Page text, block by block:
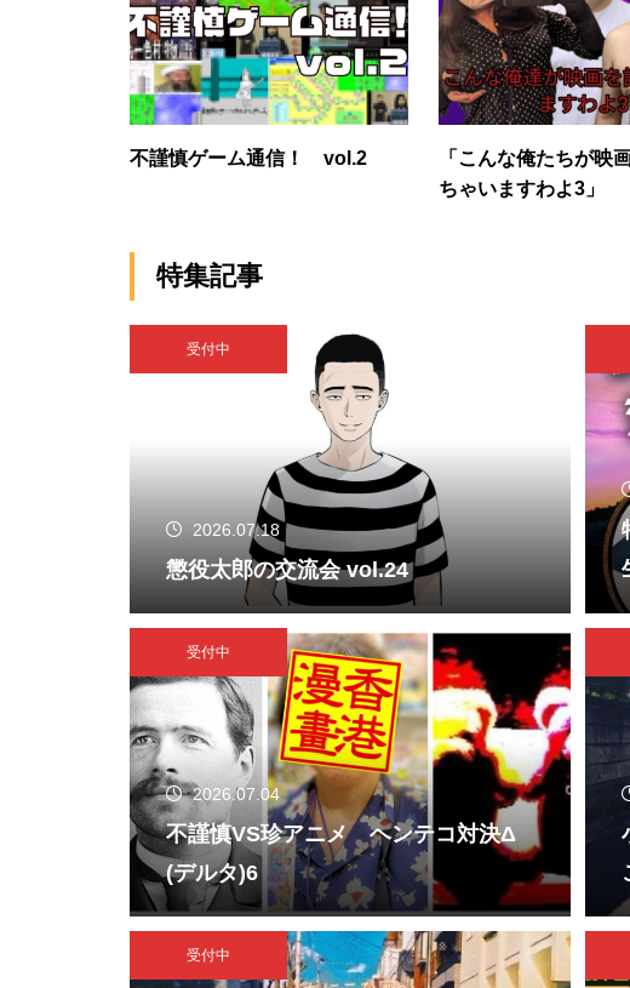
不謹慎ゲーム通信！ vol.2
「こんな俺たちが映
ちゃいますわよ3」
特集記事
受付中
2026.07.18
懲役太郎の交流会 vol.24
受付中
2026.07.04
不謹慎VS珍アニメ ヘンテコ対決Δ
(デルタ)6
受付中